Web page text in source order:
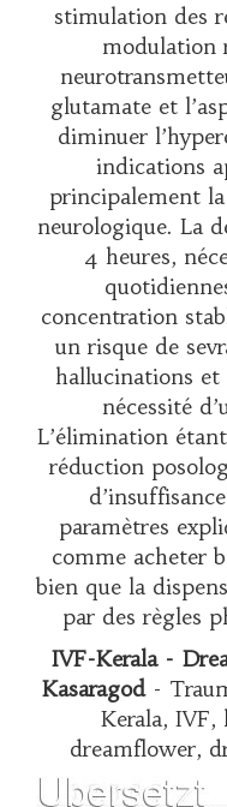
stimulation des
modulation
glutamate et
diminuer
indications
principalement
neurologique. La
4 heures,
concentration
un risque de
hallucinations
nécessité
L’élimination
réduction
paramètres
comme acheter
bien que la
par des règles
IVF-Kerala -
Kasaragod-
Kerala, IVF,
dreamflower,